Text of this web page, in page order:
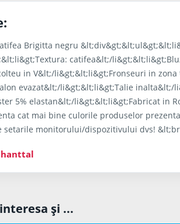
Brigitta negru
catifea&lt;/
in V&lt;/li&gt;&lt;li&gt;Fronseuri in
evazat&lt;/li&gt;&lt;li&gt;Talie
5% elastan&lt;/li&gt;&lt;li&gt;Fabricat in
cat mai bine culorile produselor
setarile monitorului/dispozitivului dvs!
şi ...